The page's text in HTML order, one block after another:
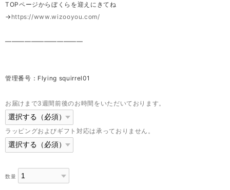
TOPページからぼくらを迎えにきてね
→ https://www.wizooyou.com/
————————————
管理番号：Flying squirrel01
お届けまで3週間前後のお時間をいただいております。
ラッピングおよびギフト対応は承っておりません。
数量